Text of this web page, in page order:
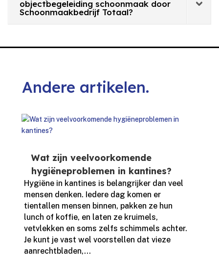
objectbegeleiding schoonmaak door
Schoonmaakbedrijf Totaal?
Andere artikelen.
Wat zijn veelvoorkomende
hygiëneproblemen in kantines?
Hygiëne in kantines is belangrijker dan veel
mensen denken.​ Iedere dag komen er
tientallen mensen binnen, pakken ze hun
lunch of koffie, en laten ze kruimels,
vetvlekken en soms zelfs schimmels achter.​
Je kunt je vast wel voorstellen dat vieze
aanrechtbladen,...